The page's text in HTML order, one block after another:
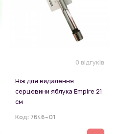
0 відгуків
Ніж для видалення
серцевини яблука Empire 21
см
Код: 7646~01